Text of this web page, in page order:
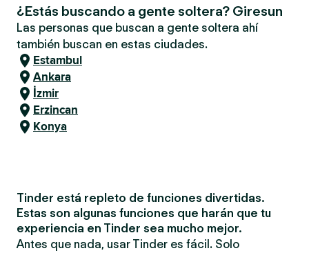
¿Estás buscando a gente soltera? Giresun
Las personas que buscan a gente soltera ahí
también buscan en estas ciudades.
Estambul
Ankara
İzmir
Erzincan
Konya
Tinder está repleto de funciones divertidas.
Estas son algunas funciones que harán que tu
experiencia en Tinder sea mucho mejor.
Antes que nada, usar Tinder es fácil. Solo